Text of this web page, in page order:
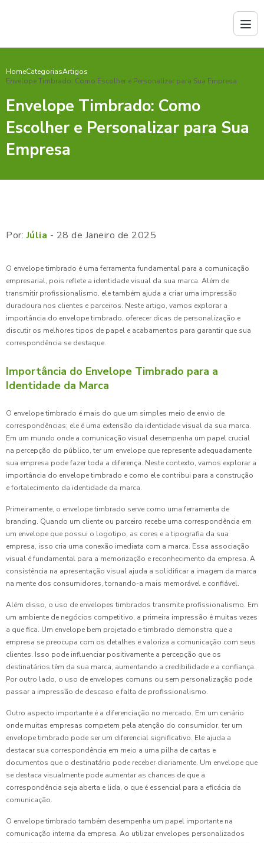
HomeCategoriasArtigos
Envelope Timbrado: Como Escolher e Personalizar para Sua Empresa
Envelope Timbrado: Como
Escolher e Personalizar para Sua
Empresa
Por:Júlia - 28 de Janeiro de 2025
O envelope timbrado é uma ferramenta fundamental para a comunicação
empresarial, pois reflete a identidade visual da sua marca. Além de
transmitir profissionalismo, ele também ajuda a criar uma impressão
duradoura nos clientes e parceiros. Neste artigo, vamos explorar a
importância do envelope timbrado, oferecer dicas de personalização e
discutir os melhores tipos de papel e acabamentos para garantir que sua
correspondência se destaque.
Importância do Envelope Timbrado para a
Identidade da Marca
O envelope timbrado é mais do que um simples meio de envio de
correspondências; ele é uma extensão da identidade visual da sua marca.
Em um mundo onde a comunicação visual desempenha um papel crucial
na percepção do público, ter um envelope que represente adequadamente
sua empresa pode fazer toda a diferença. Neste contexto, vamos explorar a
importância do envelope timbrado e como ele contribui para a construção
e fortalecimento da identidade da marca.
Primeiramente, o envelope timbrado serve como uma ferramenta de
branding. Quando um cliente ou parceiro recebe uma correspondência em
um envelope que possui o logotipo, as cores e a tipografia da sua
empresa, isso cria uma conexão imediata com a marca. Essa associação
visual é fundamental para a memorização e reconhecimento da empresa. A
consistência na apresentação visual ajuda a solidificar a imagem da marca
na mente dos consumidores, tornando-a mais memorável e confiável.
Além disso, o uso de envelopes timbrados transmite profissionalismo. Em
um ambiente de negócios competitivo, a primeira impressão é muitas vezes
a que fica. Um envelope bem projetado e timbrado demonstra que a
empresa se preocupa com os detalhes e valoriza a comunicação com seus
clientes. Isso pode influenciar positivamente a percepção que os
destinatários têm da sua marca, aumentando a credibilidade e a confiança.
Por outro lado, o uso de envelopes comuns ou sem personalização pode
passar a impressão de descaso e falta de profissionalismo.
Outro aspecto importante é a diferenciação no mercado. Em um cenário
onde muitas empresas competem pela atenção do consumidor, ter um
envelope timbrado pode ser um diferencial significativo. Ele ajuda a
destacar sua correspondência em meio a uma pilha de cartas e
documentos que o destinatário pode receber diariamente. Um envelope que
se destaca visualmente pode aumentar as chances de que a
correspondência seja aberta e lida, o que é essencial para a eficácia da
comunicação.
O envelope timbrado também desempenha um papel importante na
comunicação interna da empresa. Ao utilizar envelopes personalizados